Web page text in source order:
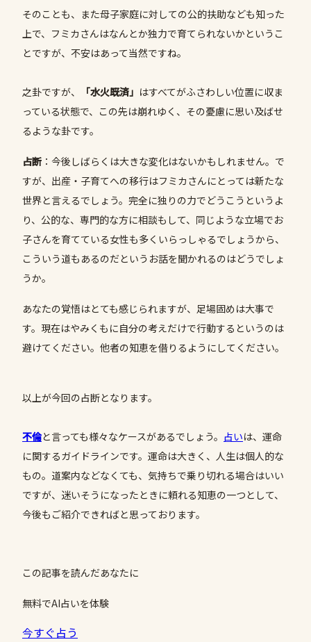
そのことも、また母子家庭に対しての公的扶助なども知った
上で、フミカさんはなんとか独力で育てられないかというこ
とですが、不安はあって当然ですね。
之卦ですが、 「水火既済」 はすべてがふさわしい位置に収ま
っている状態で、この先は崩れゆく、その憂慮に思い及ばせ
るような卦です。
占断 ：今後しばらくは大きな変化はないかもしれません。で
すが、出産・子育てへの移行はフミカさんにとっては新たな
世界と言えるでしょう。完全に独りの力でどうこうというよ
り、公的な、専門的な方に相談もして、同じような立場でお
子さんを育てている女性も多くいらっしゃるでしょうから、
こういう道もあるのだというお話を聞かれるのはどうでしょ
うか。
あなたの覚悟はとても感じられますが、足場固めは大事で
す。現在はやみくもに自分の考えだけで行動するというのは
避けてください。他者の知恵を借りるようにしてください。
以上が今回の占断となります。
不倫と言っても様々なケースがあるでしょう。 占いは、運命
に関するガイドラインです。運命は大きく、人生は個人的な
もの。道案内などなくても、気持ちで乗り切れる場合はいい
ですが、迷いそうになったときに頼れる知恵の一つとして、
今後もご紹介できればと思っております。
この記事を読んだあなたに
無料でAI占いを体験
今すぐ占う